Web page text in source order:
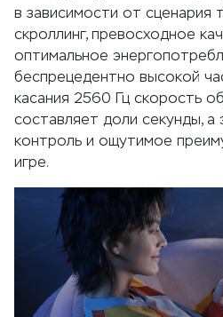
в зависимости от сценария
скроллинг, превосходное
оптимальное
беспрецедентно высокой
касания 2560 Гц скорость
составляет доли секунды, а
контроль и ощутимое
игре.